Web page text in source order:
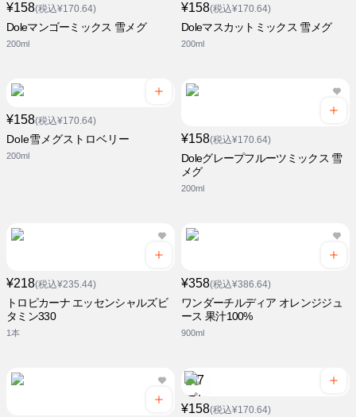
¥158(税込¥170.64)
Doleマンゴーミックス 雪メグ
200ml
¥158(税込¥170.64)
Doleマスカットミックス 雪メグ
200ml
¥158(税込¥170.64)
Dole雪メグストロベリー
200ml
¥158(税込¥170.64)
Doleグレープフルーツミックス 雪
メグ
200ml
¥218(税込¥235.44)
トロピカーナ エッセンシャルズビ
タミン330
1本
¥358(税込¥386.64)
ワンダーチルディア オレンジジュ
ース 果汁100%
900ml
¥158(税込¥170.64)